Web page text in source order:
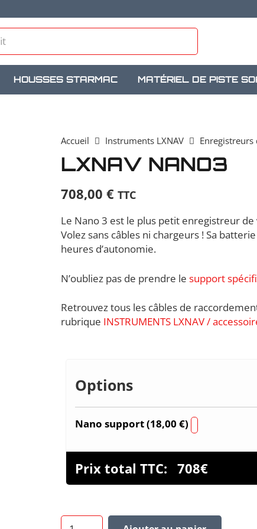
HOUSSES STARMAC MATÉRIEL DE PISTE
Accueil Instruments LXNAV Enregistreurs
LXNAV NANO3
708,00 € TTC
Le Nano 3 est le plus petit enregistreur de
Volez sans câbles ni chargeurs ! Sa
heures d’autonomie.
N’oubliez pas de prendre le support
Retrouvez tous les câbles de
rubrique INSTRUMENTS LXNAV /
Options
Nano support (18,00 €)
Prix total TTC: €
708
quantité